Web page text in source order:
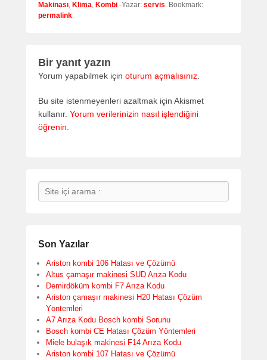
Makinası, Klima, Kombi -Yazar: servis. Bookmark:
permalink.
Bir yanıt yazın
Yorum yapabilmek için oturum açmalısınız.
Bu site istenmeyenleri azaltmak için Akismet
kullanır. Yorum verilerinizin nasıl işlendiğini
öğrenin.
Search
Son Yazılar
Ariston kombi 106 Hatası ve Çözümü
Altus çamaşır makinesi SUD Arıza Kodu
Demirdöküm kombi F7 Arıza Kodu
Ariston çamaşır makinesi H20 Hatası Çözüm
Yöntemleri
A7 Arıza Kodu Bosch kombi Sorunu
Bosch kombi CE Hatası Çözüm Yöntemleri
Miele bulaşık makinesi F14 Arıza Kodu
Ariston kombi 107 Hatası ve Çözümü